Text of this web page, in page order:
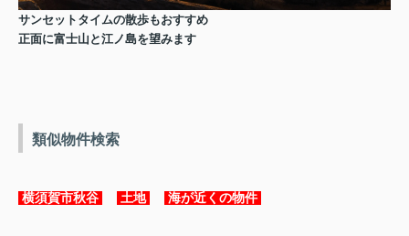
サンセットタイムの散歩もおすすめ
正面に富士山と江ノ島を望みます
類似物件検索
横須賀市秋谷 土地 海が近くの物件